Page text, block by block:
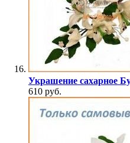
Украшение сахарное
610 руб.